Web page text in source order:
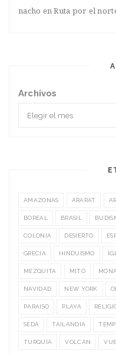
nacho enRuta por el
Archivos
AMAZONAS ARARAT
BOREAL BRASIL
COLONIA DESIERTO
GRECIA HINDUISMO
MEZQUITA MITO
NAVIDAD NEW YORK
PARAISO PLAYA
SEDA TAILANDIA
TURQUÍA VOLCÁN